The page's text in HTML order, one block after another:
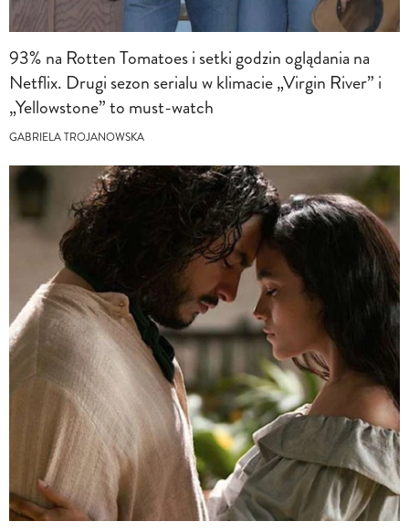
93% na Rotten Tomatoes i setki godzin oglądania na
Netflix. Drugi sezon serialu w klimacie „Virgin River” i
„Yellowstone” to must-watch
GABRIELA TROJANOWSKA